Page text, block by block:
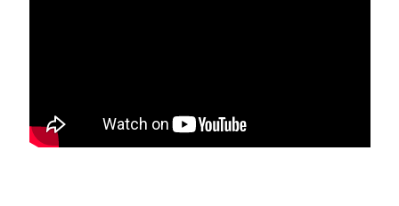
A informação apresentada nesta página, incluindo disponibilidade para